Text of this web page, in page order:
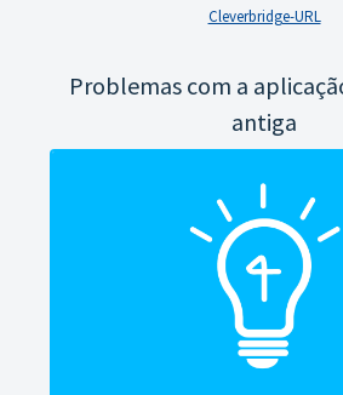
Cleverbridge-URL
Problemas com a
antiga